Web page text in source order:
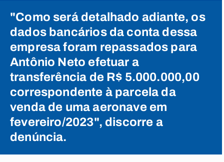
"Como será detalhado adiante, os
dados bancários da conta dessa
empresa foram repassados para
Antônio Neto efetuar a
transferência de R$ 5.000.000,00
correspondente à parcela da
venda de uma aeronave em
fevereiro/2023", discorre a
denúncia.